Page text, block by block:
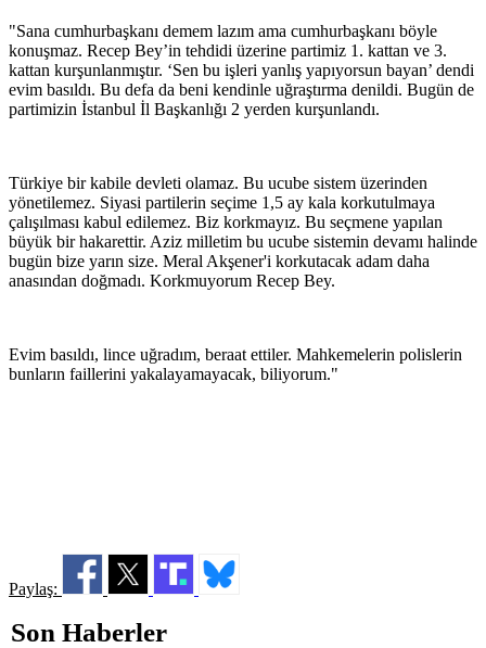
"Sana cumhurbaşkanı demem lazım ama cumhurbaşkanı böyle
konuşmaz. Recep Bey’in tehdidi üzerine partimiz 1. kattan ve 3.
kattan kurşunlanmıştır. ‘Sen bu işleri yanlış yapıyorsun bayan’ dendi
evim basıldı. Bu defa da beni kendinle uğraştırma denildi. Bugün de
partimizin İstanbul İl Başkanlığı 2 yerden kurşunlandı.
Türkiye bir kabile devleti olamaz. Bu ucube sistem üzerinden
yönetilemez. Siyasi partilerin seçime 1,5 ay kala korkutulmaya
çalışılması kabul edilemez. Biz korkmayız. Bu seçmene yapılan
büyük bir hakarettir. Aziz milletim bu ucube sistemin devamı halinde
bugün bize yarın size. Meral Akşener'i korkutacak adam daha
anasından doğmadı. Korkmuyorum Recep Bey.
Evim basıldı, lince uğradım, beraat ettiler. Mahkemelerin polislerin
bunların faillerini yakalayamayacak, biliyorum."
Paylaş:
Son Haberler